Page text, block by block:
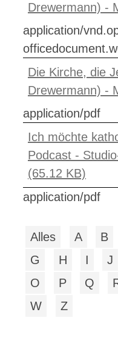
Drewermann) -
application/
Die Kirche, die
Drewermann) -
application/pdf
Ich möchte
Podcast -
(65.12 KB)
application/pdf
Alles A B
G
H I J
O
P Q
W
Z